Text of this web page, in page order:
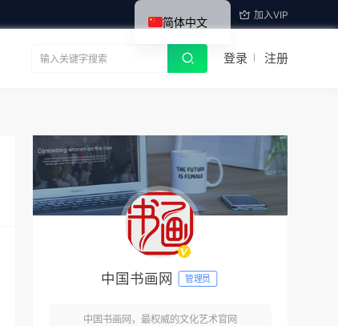
加入VIP
登录 注册
中国书画网 管理员
中国书画网，最权威的文化艺术官网
简体中文